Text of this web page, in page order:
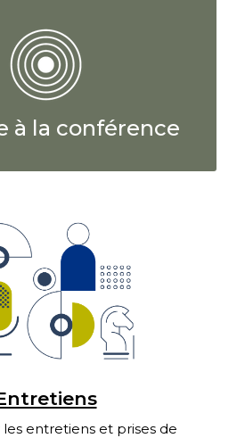
à la conférence
entretiens et prises de